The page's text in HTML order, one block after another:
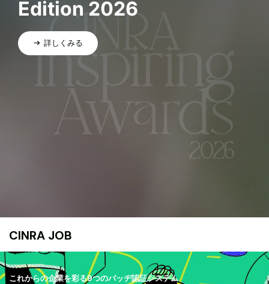
Edition 2026
詳しくみる
CINRA JOB
これからの企業を彩る9つのバッヂ認証システム